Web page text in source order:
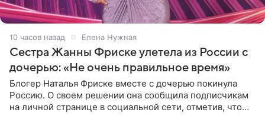
10 часов назад Елена Нужная
Сестра Жанны Фриске улетела из России с
дочерью: «Не очень правильное время»
Блогер Наталья Фриске вместе с дочерью покинула
Россию. О своем решении она сообщила подписчикам
на личной странице в социальной сети, отметив, что